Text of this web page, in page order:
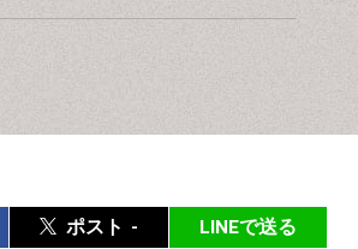
ポスト - LINEで送る